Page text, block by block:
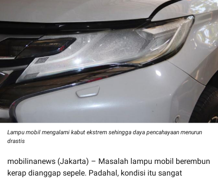
Lampu mobil mengalami kabut ekstrem sehingga daya pencahayaan menurun
drastis
mobilinanews (Jakarta) – Masalah lampu mobil berembun
kerap dianggap sepele. Padahal, kondisi itu sangat